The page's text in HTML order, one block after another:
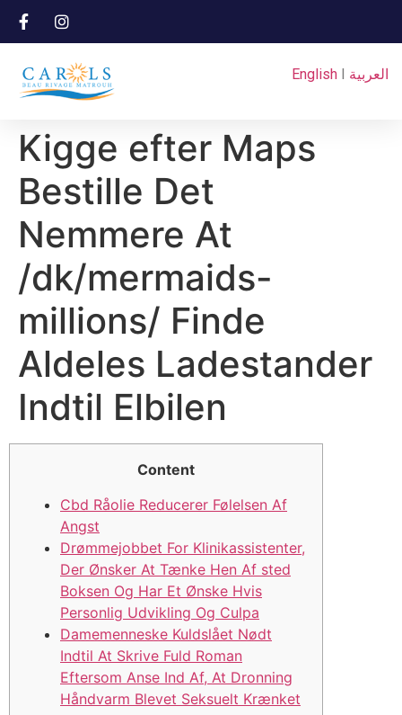
English I العربية
Kigge efter Maps
Bestille Det
Nemmere At
/dk/mermaids-
millions/ Finde
Aldeles Ladestander
Indtil Elbilen
Content
Cbd Råolie Reducerer Følelsen Af
Angst
Drømmejobbet For Klinikassistenter,
Der Ønsker At Tænke Hen Af sted
Boksen Og Har Et Ønske Hvis
Personlig Udvikling Og Culpa
Damemenneske Kuldslået Nødt
Indtil At Skrive Fuld Roman
Eftersom Anse Ind Af, At Dronning
Håndvarm Blevet Seksuelt Krænket